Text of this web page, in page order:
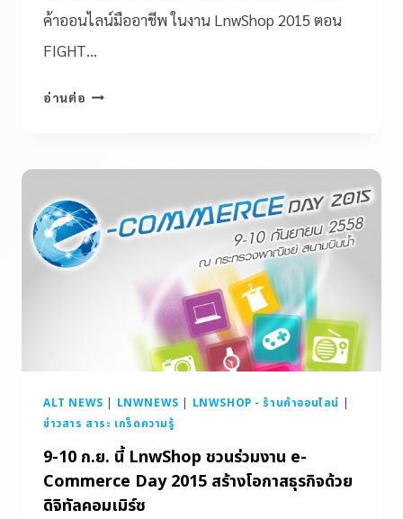
ค้าออนไลน์มืออาชีพ ในงาน LnwShop 2015 ตอน
FIGHT…
อ่านต่อ
ALT NEWS | LNWNEWS | LNWSHOP - ร้านค้าออนไลน์ |
ข่าวสาร สาระ เกร็ดความรู้
9-10 ก.ย. นี้ LnwShop ชวนร่วมงาน e-
Commerce Day 2015 สร้างโอกาสธุรกิจด้วย
ดิจิทัลคอมเมิร์ซ